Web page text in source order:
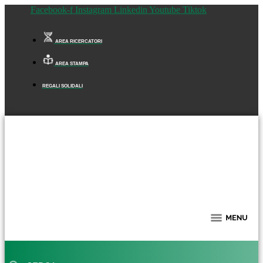
Facebook-f Instagram Linkedin Youtube Tiktok
AREA RICERCATORI
AREA STAMPA
REGALI SOLIDALI